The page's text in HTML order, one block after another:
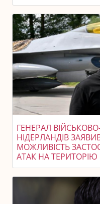
ГЕНЕРАЛ
НІДЕРЛАНДІВ
МОЖЛИВІСТЬ
АТАК НА ТЕРИТОРІЮ